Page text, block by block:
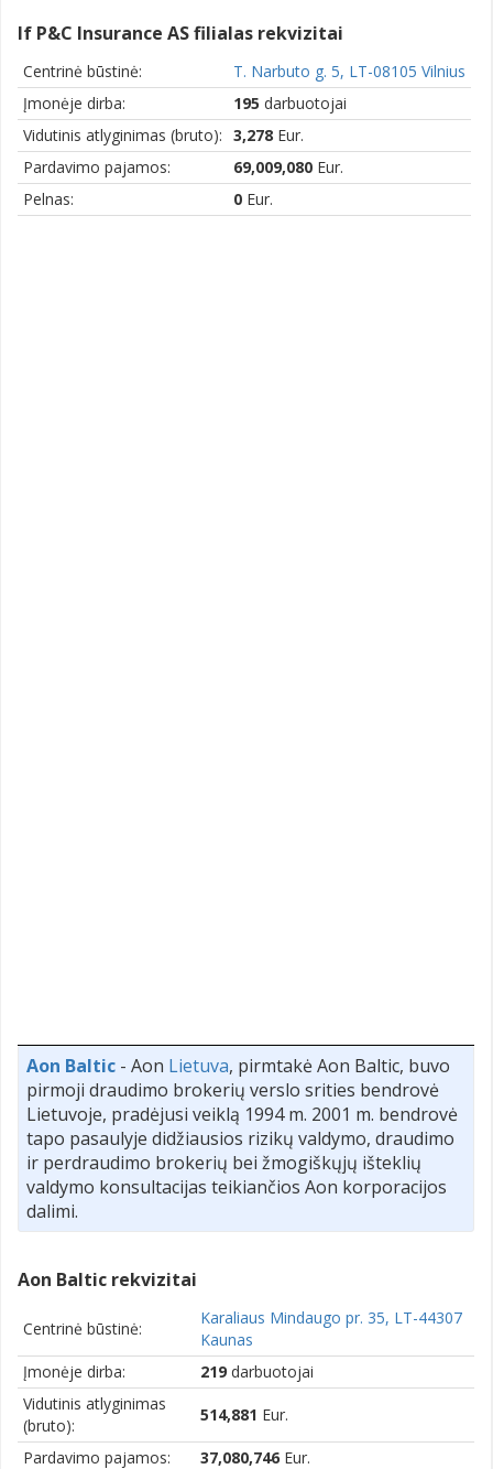
If P&C Insurance AS filialas rekvizitai
Centrinė būstinė:
T. Narbuto g. 5, LT-08105 Vilnius
Įmonėje dirba:
195 darbuotojai
Vidutinis atlyginimas (bruto): 3,278 Eur.
Pardavimo pajamos:
69,009,080 Eur.
Pelnas:
0 Eur.
Aon Baltic - Aon Lietuva, pirmtakė Aon Baltic, buvo
pirmoji draudimo brokerių verslo srities bendrovė
Lietuvoje, pradėjusi veiklą 1994 m. 2001 m. bendrovė
tapo pasaulyje didžiausios rizikų valdymo, draudimo
ir perdraudimo brokerių bei žmogiškųjų išteklių
valdymo konsultacijas teikiančios Aon korporacijos
dalimi.
Aon Baltic rekvizitai
Centrinė būstinė:
Karaliaus Mindaugo pr. 35, LT-44307
Kaunas
Įmonėje dirba:
219 darbuotojai
Vidutinis atlyginimas
(bruto):
514,881 Eur.
Pardavimo pajamos: 37,080,746 Eur.